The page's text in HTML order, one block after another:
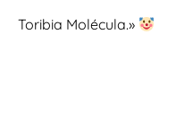
Toribia Molécula.»